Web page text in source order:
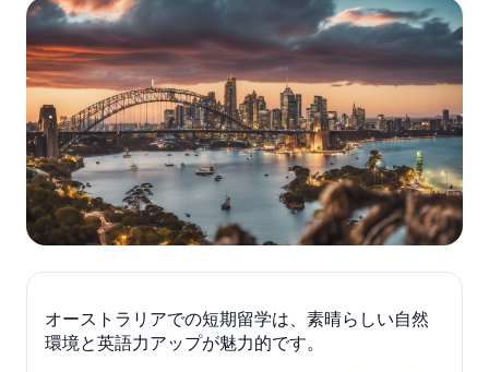
オーストラリアでの短期留学は、素晴らしい自然
環境と英語力アップが魅力的です。